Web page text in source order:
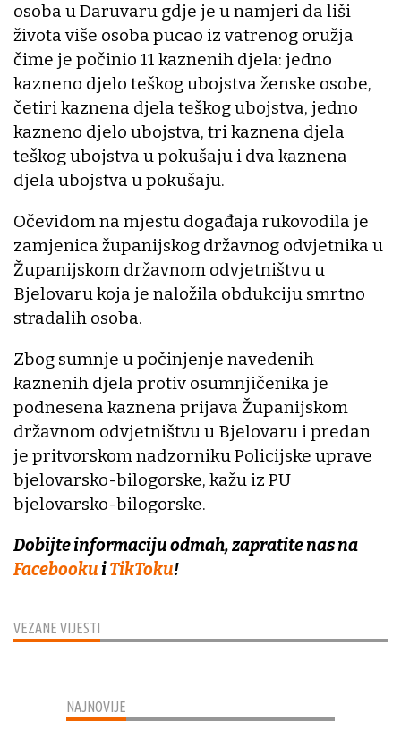
VEZANE VIJESTI
osoba u Daruvaru gdje je u namjeri da liši
života više osoba pucao iz vatrenog oružja
čime je počinio 11 kaznenih djela: jedno
kazneno djelo teškog ubojstva ženske osobe,
četiri kaznena djela teškog ubojstva, jedno
kazneno djelo ubojstva, tri kaznena djela
teškog ubojstva u pokušaju i dva kaznena
djela ubojstva u pokušaju.
Očevidom na mjestu događaja rukovodila je
zamjenica županijskog državnog odvjetnika u
Županijskom državnom odvjetništvu u
Bjelovaru koja je naložila obdukciju smrtno
stradalih osoba.
Zbog sumnje u počinjenje navedenih
kaznenih djela protiv osumnjičenika je
podnesena kaznena prijava Županijskom
državnom odvjetništvu u Bjelovaru i predan
je pritvorskom nadzorniku Policijske uprave
bjelovarsko-bilogorske, kažu iz PU
bjelovarsko-bilogorske.
Dobijte informaciju odmah, zapratite nas na
FacebookuiTikToku!
NAJNOVIJE